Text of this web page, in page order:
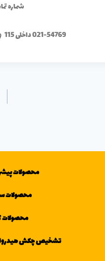
شماره
021-54769 داخلی 115 و 2465659-0936
محصولات
محصولات
تشخیص چکش